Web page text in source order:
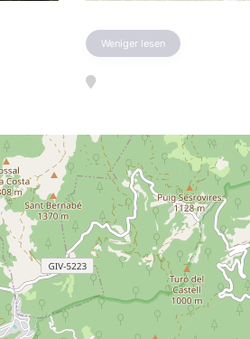
Weniger lesen